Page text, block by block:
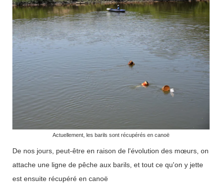
Actuellement, les barils sont récupérés en canoë
De nos jours, peut-être en raison de l'évolution des mœurs, on
attache une ligne de pêche aux barils, et tout ce qu'on y jette
est ensuite récupéré en canoë